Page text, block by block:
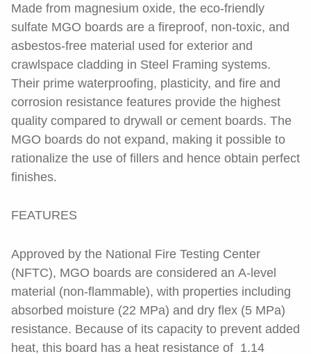
Made from magnesium oxide, the eco-friendly
sulfate MGO boards are a fireproof, non-toxic, and
asbestos-free material used for exterior and
crawlspace cladding in Steel Framing systems.
Their prime waterproofing, plasticity, and fire and
corrosion resistance features provide the highest
quality compared to drywall or cement boards. The
MGO boards do not expand, making it possible to
rationalize the use of fillers and hence obtain perfect
finishes.
FEATURES
Approved by the National Fire Testing Center
(NFTC), MGO boards are considered an A-level
material (non-flammable), with properties including
absorbed moisture (22 MPa) and dry flex (5 MPa)
resistance. Because of its capacity to prevent added
heat, this board has a heat resistance of 1.14